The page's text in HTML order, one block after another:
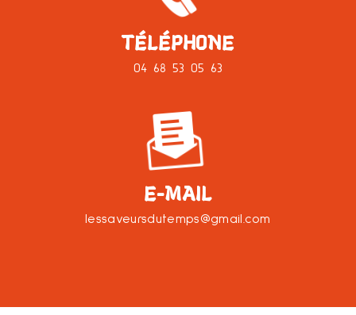
TÉLÉPHONE
04 68 53 05 63
E-MAIL
lessaveursdutemps@gmail.com